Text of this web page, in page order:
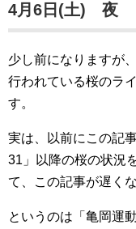
4月6日(土) 夜
少し前になりますが
行われている桜のラ
す。
実は、以前にこの記
31」以降の桜の状況
て、この記事が遅く
というのは「亀岡運